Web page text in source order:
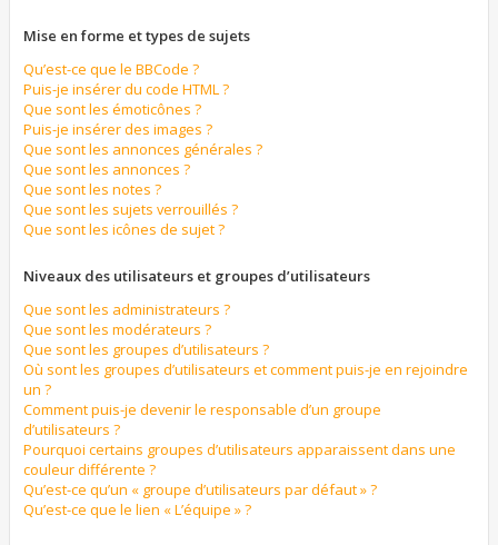
Mise en forme et types de sujets
Qu’est-ce que le BBCode ?
Puis-je insérer du code HTML ?
Que sont les émoticônes ?
Puis-je insérer des images ?
Que sont les annonces générales ?
Que sont les annonces ?
Que sont les notes ?
Que sont les sujets verrouillés ?
Que sont les icônes de sujet ?
Niveaux des utilisateurs et groupes d’utilisateurs
Que sont les administrateurs ?
Que sont les modérateurs ?
Que sont les groupes d’utilisateurs ?
Où sont les groupes d’utilisateurs et comment puis-je en rejoindre
un ?
Comment puis-je devenir le responsable d’un groupe
d’utilisateurs ?
Pourquoi certains groupes d’utilisateurs apparaissent dans une
couleur différente ?
Qu’est-ce qu’un « groupe d’utilisateurs par défaut » ?
Qu’est-ce que le lien « L’équipe » ?